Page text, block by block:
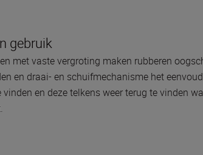
gebruik
met vaste vergroting maken rubberen
en draai- en schuifmechanisme het
en deze telkens weer terug te vinden